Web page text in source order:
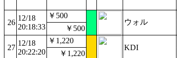
26
12/18
20:18:33
￥500
ウォル
￥500
27
12/18
20:22:20
￥1,220
KDI
￥1,220